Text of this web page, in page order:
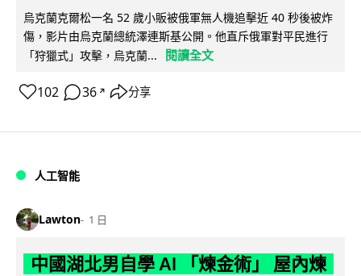
烏克蘭克爾松一名 52 歲小販被俄軍無人機追擊近 40 秒後被炸
傷，影片由烏克蘭總統澤連斯基公開。他直斥俄軍對平民進行
「狩獵式」攻擊，烏克蘭...
閱讀全文
102 36 ↗ 分享
人工智能
Lawton 1 日
中國湖北男自學 AI 「煉金術」 屋內煉